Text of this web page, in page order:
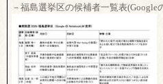
－福島選挙区の候補者一覧表(Google